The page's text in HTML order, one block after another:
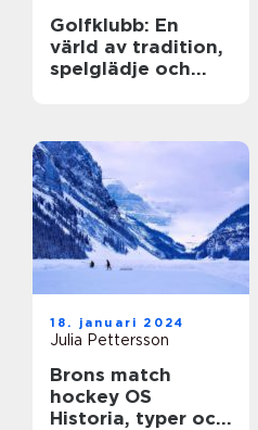
Golfklubb: En
värld av tradition,
spelglädje och
18. januari 2024
Julia Pettersson
Brons match
hockey OS
Historia, typer och